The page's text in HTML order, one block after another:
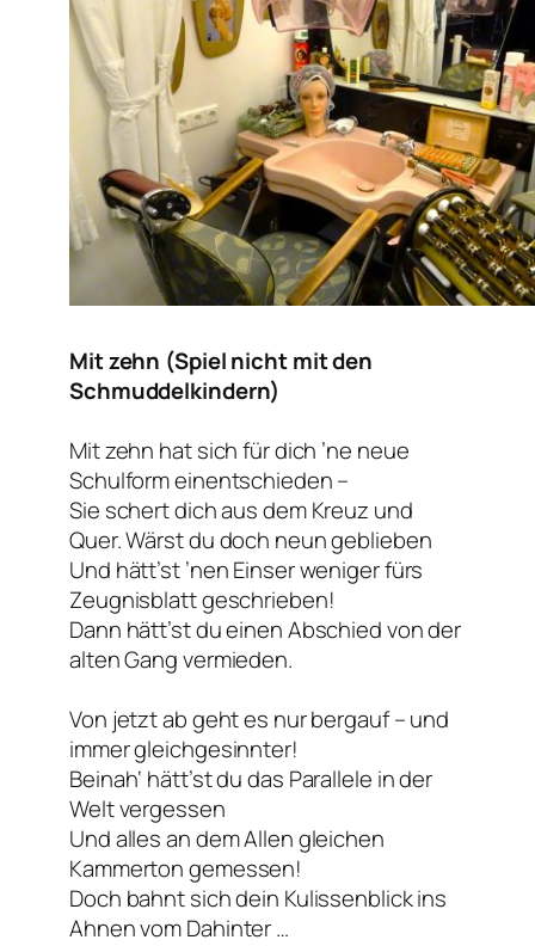
Mit zehn (Spiel nicht mit den
Schmuddelkindern)
Mit zehn hat sich für dich ’ne neue
Schulform einentschieden –
Sie schert dich aus dem Kreuz und
Quer. Wärst du doch neun geblieben
Und hätt’st ’nen Einser weniger fürs
Zeugnisblatt geschrieben!
Dann hätt’st du einen Abschied von der
alten Gang vermieden.
Von jetzt ab geht es nur bergauf – und
immer gleichgesinnter!
Beinah‘ hätt’st du das Parallele in der
Welt vergessen
Und alles an dem Allen gleichen
Kammerton gemessen!
Doch bahnt sich dein Kulissenblick ins
Ahnen vom Dahinter …